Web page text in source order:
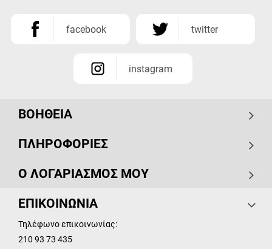
facebook twitter
instagram
ΒΟΗΘΕΙΑ
ΠΛΗΡΟΦΟΡΙΕΣ
Ο ΛΟΓΑΡΙΑΣΜΟΣ ΜΟΥ
ΕΠΙΚΟΙΝΩΝΙΑ
Τηλέφωνο επικοινωνίας:
210 93 73 435